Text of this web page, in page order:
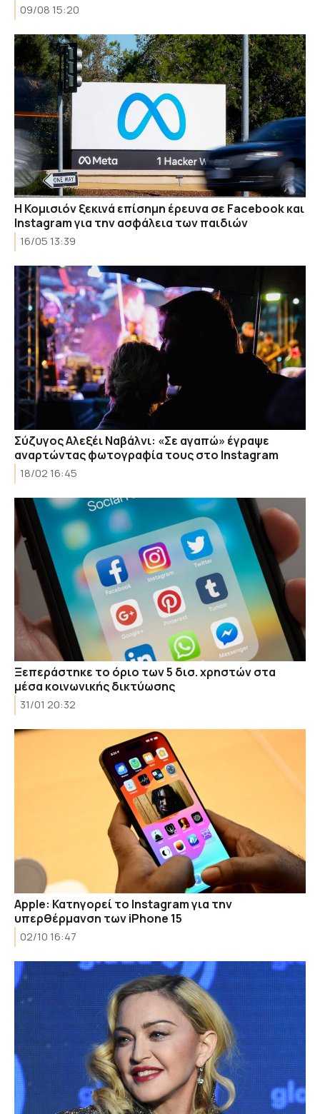
09/08 15:20
Η Κομισιόν ξεκινά επίσημη έρευνα σε Facebook και
Instagram για την ασφάλεια των παιδιών
16/05 13:39
Σύζυγος Αλεξέι Ναβάλνι: «Σε αγαπώ» έγραψε
αναρτώντας φωτογραφία τους στο Instagram
18/02 16:45
Ξεπεράστηκε το όριο των 5 δισ. χρηστών στα
μέσα κοινωνικής δικτύωσης
31/01 20:32
Apple: Κατηγορεί το Instagram για την
υπερθέρμανση των iPhone 15
02/10 16:47